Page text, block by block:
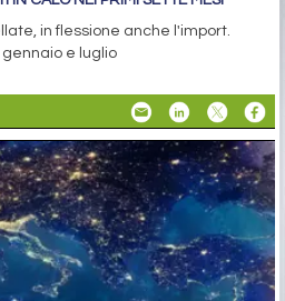
in flessione anche l'import.
gennaio e luglio